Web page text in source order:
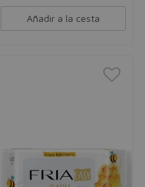
Añadir a la cesta